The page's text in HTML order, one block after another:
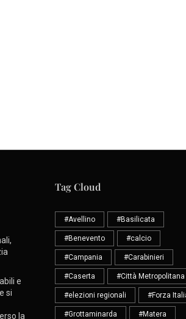
e
si
la
Tag Cloud
#Avellino #Basilicata
#Benevento #calcio
#Campania #Carabinieri
#Caserta #Città Metropolitana
#elezioni regionali #Forza
#Grottaminarda #Matera